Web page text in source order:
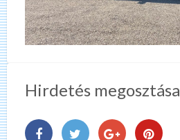
Hirdetés megosztása